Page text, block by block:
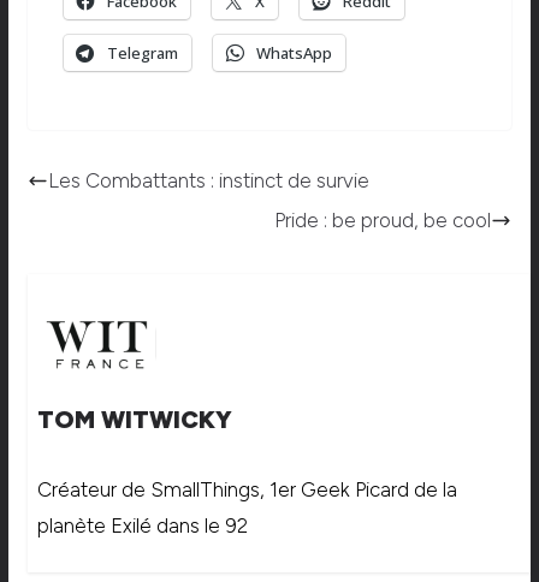
Telegram WhatsApp
Les Combattants : instinct de survie
Pride : be proud, be cool
TOM WITWICKY
Créateur de SmallThings, 1er Geek Picard de la
planète Exilé dans le 92